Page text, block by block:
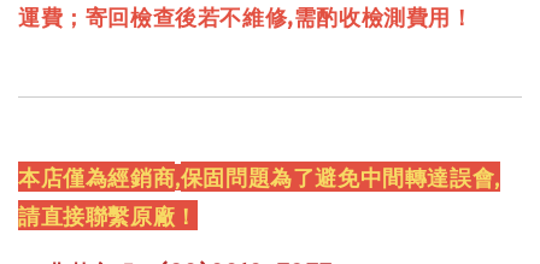
運費；寄回檢查後若不維修,需酌收檢測費用！
本店僅為經銷商,保固問題為了避免中間轉達誤會,
請直接聯繫原廠！